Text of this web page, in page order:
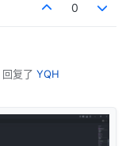
0
回复了 YQH